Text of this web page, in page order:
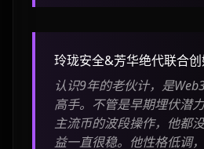
玲珑安全&芳华绝代联合
认识9年的老伙计，是
高手。不管是早期埋伏潜
主流币的波段操作，他都
益一直很稳。他性格低调